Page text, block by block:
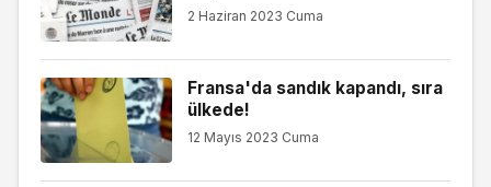
2 Haziran 2023 Cuma
Fransa'da sandık kapandı, sıra
ülkede!
12 Mayıs 2023 Cuma